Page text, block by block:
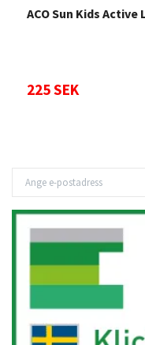
ACO Sun Kids Active
225 SEK